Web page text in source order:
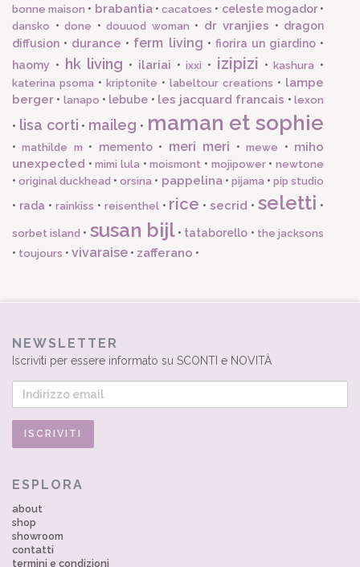
bonne maison • brabantia•cacatoes • celeste mogador•
dansko • done • douuod woman • dr vranjies • dragon
diffusion • durance • ferm living • fiorira un giardino•
haomy • hk living • ilariai •ixxi • izipizi •kashura •
katerina psoma • kriptonite • labeltour creations • lampe
berger • lanapo • lebube • les jacquard francais •lexon
• lisa corti • maileg • maman et sophie
•mathilde m • memento• meri meri •mewe • miho
unexpected •mimi lula •moismont • mojipower•newtone
•original duckhead •orsina • pappelina• pijama • pip studio
• rada • rainkiss • reisenthel• rice •secrid •seletti •
sorbet island • susan bijl• tataborello • the jacksons
• toujours • vivaraise • zafferano •
NEWSLETTER
Iscriviti per essere informato su SCONTI e NOVITÀ
ESPLORA
about
shop
showroom
contatti
termini e condizioni